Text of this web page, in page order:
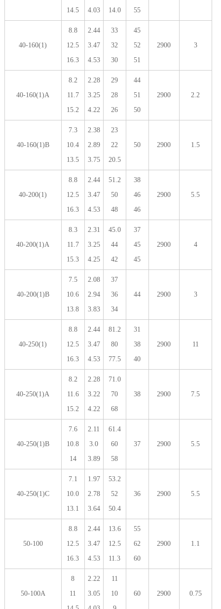
14.5
4.03
14.0
55
40-160(1)
8.8
12.5
16.3
2.44
3.47
4.53
33
32
30
45
52
51
2900 3
40-160(1)A
8.2
11.7
15.2
2.28
3.25
4.22
29
28
26
44
51
50
2900 2.2
40-160(1)B
7.3
10.4
13.5
2.38
2.89
3.75
23
22
20.5
50 2900 1.5
40-200(1)
8.8
12.5
16.3
2.44
3.47
4.53
51.2
50
48
38
46
46
2900 5.5
40-200(1)A
8.3
11.7
15.3
2.31
3.25
4.25
45.0
44
42
37
45
45
2900 4
40-200(1)B
7.5
10.6
13.8
2.08
2.94
3.83
37
36
34
44 2900 3
40-250(1)
8.8
12.5
16.3
2.44
3.47
4.53
81.2
80
77.5
31
38
40
2900 11
40-250(1)A
8.2
11.6
15.2
2.28
3.22
4.22
71.0
70
68
38 2900 7.5
40-250(1)B
7.6
10.8
14
2.11
3.0
3.89
61.4
60
58
37 2900 5.5
40-250(1)C
7.1
10.0
13.1
1.97
2.78
3.64
53.2
52
50.4
36 2900 5.5
50-100
8.8
12.5
16.3
2.44
3.47
4.53
13.6
12.5
11.3
55
62
60
2900 1.1
50-100A
8
11
2.22
3.05
11
10
60 2900 0.75